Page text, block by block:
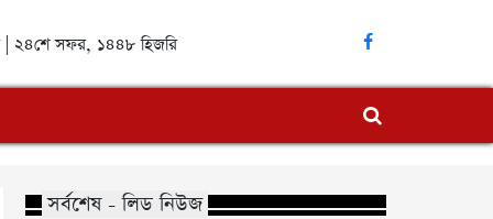
| ২৪শে সফর, ১৪৪৮ হিজরি
সর্বশেষ - লিড নিউজ